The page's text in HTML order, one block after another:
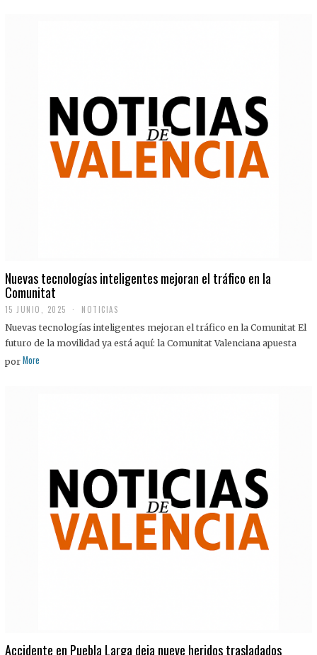
Nuevas tecnologías inteligentes mejoran el tráfico en la
Comunitat
15 JUNIO, 2025 NOTICIAS
Nuevas tecnologías inteligentes mejoran el tráfico en la Comunitat El
futuro de la movilidad ya está aquí: la Comunitat Valenciana apuesta
por More
Accidente en Puebla Larga deja nueve heridos trasladados